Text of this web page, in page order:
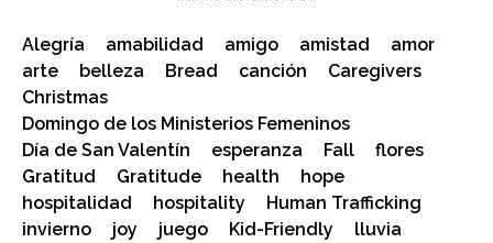
Alegría amabilidad amigo amistad
amor
arte
belleza Bread canción
Caregivers
Christmas
Domingo de los Ministerios Femeninos
Día de San Valentín
esperanza Fall
flores
Gratitud
Gratitude health
hope
hospitalidad
hospitality
Human Trafficking
invierno
joy juego Kid-Friendly
lluvia